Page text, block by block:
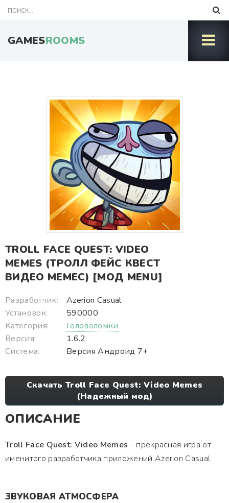
GAMESROOMS
TROLL FACE QUEST: VIDEO
MEMES (ТРОЛЛ ФЕЙС КВЕСТ
ВИДЕО МЕМЕС) [МОД MENU]
Разработчик:
Azerion Casual
Установок:
590000
Категория:
Головоломки
Версия:
1.6.2
Система:
Версия Андроид 7+
Скачать Troll Face Quest: Video Memes
(Надежный мод)
ОПИСАНИЕ
Troll Face Quest: Video Memes - прекрасная игра от
именитого разработчика приложений Azerion Casual.
ЗВУКОВАЯ АТМОСФЕРА